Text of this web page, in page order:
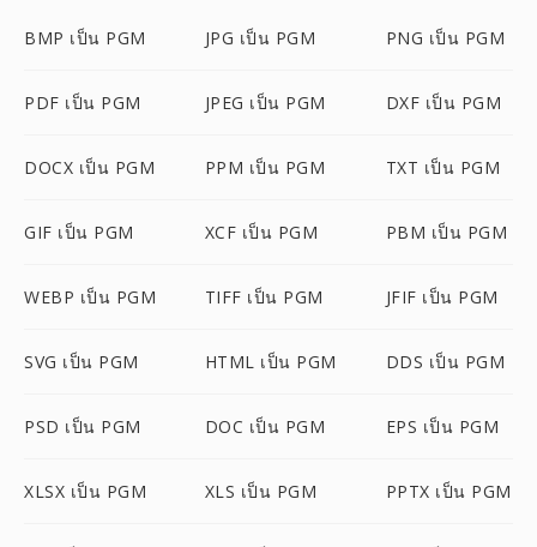
BMP เป็น PGM JPG เป็น PGM PNG เป็น PGM
PDF เป็น PGM JPEG เป็น PGM DXF เป็น PGM
DOCX เป็น PGM PPM เป็น PGM TXT เป็น PGM
GIF เป็น PGM XCF เป็น PGM PBM เป็น PGM
WEBP เป็น PGM TIFF เป็น PGM JFIF เป็น PGM
SVG เป็น PGM HTML เป็น PGM DDS เป็น PGM
PSD เป็น PGM DOC เป็น PGM EPS เป็น PGM
XLSX เป็น PGM XLS เป็น PGM PPTX เป็น PGM